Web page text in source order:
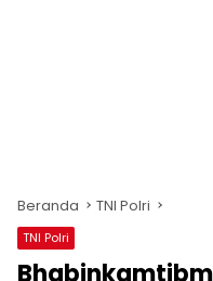
Beranda TNI Polri
TNI Polri